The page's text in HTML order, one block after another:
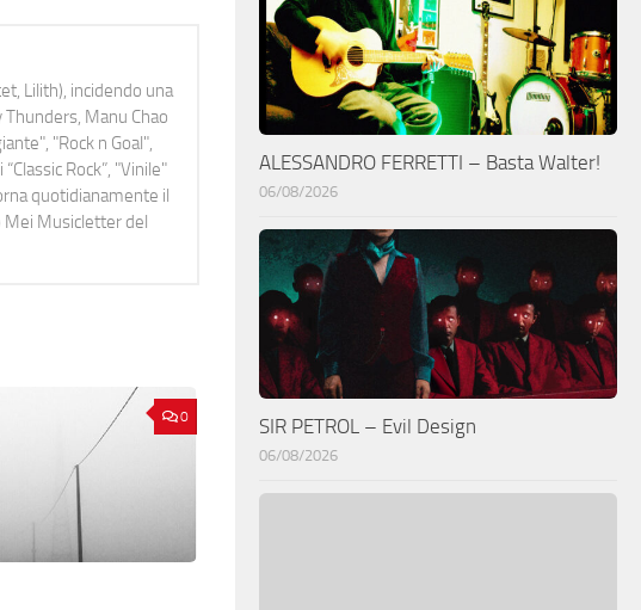
Lilith), incidendo una
Manu Chao
"Rock n Goal",
Rock”, "Vinile"
quotidianamente il
Mei Musicletter del
0
ALESSANDRO FERRETTI – Basta Walter!
06/08/2026
SIR PETROL – Evil Design
06/08/2026